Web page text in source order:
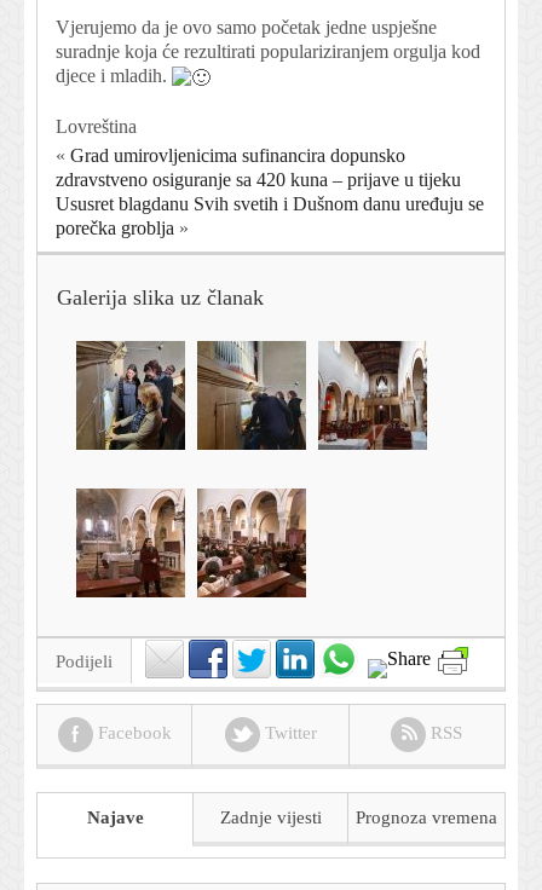
Vjerujemo da je ovo samo početak jedne uspješne
suradnje koja će rezultirati populariziranjem orgulja kod
djece i mladih.
Lovreština
« Grad umirovljenicima sufinancira dopunsko
zdravstveno osiguranje sa 420 kuna – prijave u tijeku
Ususret blagdanu Svih svetih i Dušnom danu uređuju se
porečka groblja »
Galerija slika uz članak
Podijeli
Facebook Twitter RSS
Najave Zadnje vijesti Prognoza vremena